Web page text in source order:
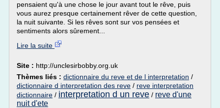
pensaient qu'à une chose le jour avant tout le rêve, puis
vous aurez presque certainement rêver de cette question,
la nuit suivante. Si les rêves sont sur vos pensées et
sentiments alors sûrement...
Lire la suite
Site : http://unclesirbobby.org.uk
Thèmes liés : dictionnaire du reve et de l interpretation /
dictionnaire d interpretation des reve / reve interpretation
dictionnaire / interpretation d un reve / reve d'une
nuit d'ete